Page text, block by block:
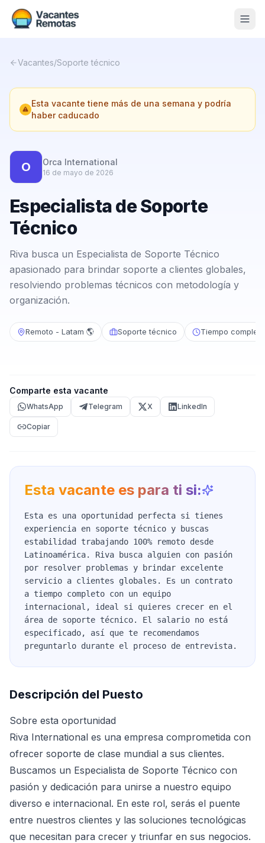
Nosotros
Contacto
Calculadora Freelance
Vacantes/Soporte técnico
Esta vacante tiene más de una semana y podría
haber caducado
O Orca International
16 de mayo de 2026
Especialista de Soporte
Técnico
Riva busca un Especialista de Soporte Técnico
apasionado para brindar soporte a clientes globales,
resolviendo problemas técnicos con metodología y
organización.
Remoto - Latam 🌎 Soporte técnico Tiempo completo
Comparte esta vacante
WhatsApp Telegram X LinkedIn
Copiar
Esta vacante es para ti si:
Esta es una oportunidad perfecta si tienes
experiencia en soporte técnico y buscas
estabilidad trabajando 100% remoto desde
Latinoamérica. Riva busca alguien con pasión
por resolver problemas y brindar excelente
servicio a clientes globales. Es un contrato
a tiempo completo con un equipo
internacional, ideal si quieres crecer en el
área de soporte técnico. El salario no está
especificado, así que te recomendamos
preguntarlo durante el proceso de entrevista.
Descripción del Puesto
Sobre esta oportunidad
Riva International es una empresa comprometida con
ofrecer soporte de clase mundial a sus clientes.
Buscamos un Especialista de Soporte Técnico con
pasión y dedicación para unirse a nuestro equipo
diverso e internacional. En este rol, serás el puente
entre nuestros clientes y las soluciones tecnológicas
que necesitan para crecer y triunfar en sus negocios.